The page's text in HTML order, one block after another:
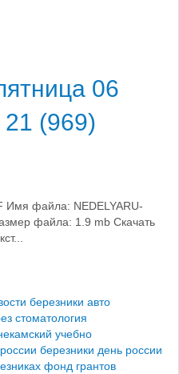
06
21 (969)
Имя файла: NEDELYARU-
файла: 1.9 mb Скачать
березники авто
стоматология
учебно
березники день россии
фонд грантов